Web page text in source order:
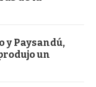
y Paysandú,
un